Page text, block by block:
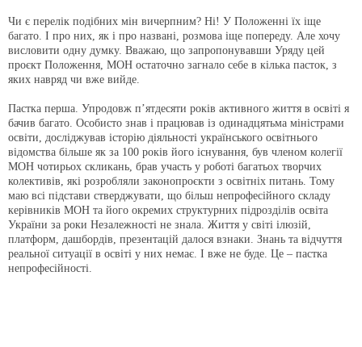
Чи є перелік подібних мін вичерпним? Ні! У Положенні їх іще
багато. І про них, як і про названі, розмова іще попереду. Але хочу
висловити одну думку. Вважаю, що запропонувавши Уряду цей
проєкт Положення, МОН остаточно загнало себе в кілька пасток, з
яких навряд чи вже вийде.
Пастка перша. Упродовж п’ятдесяти років активного життя в освіті я
бачив багато. Особисто знав і працював із одинадцятьма міністрами
освіти, досліджував історію діяльності українського освітнього
відомства більше як за 100 років його існування, був членом колегії
МОН чотирьох скликань, брав участь у роботі багатьох творчих
колективів, які розробляли законопроєкти з освітніх питань. Тому
маю всі підстави стверджувати, що більш непрофесійного складу
керівників МОН та його окремих структурних підрозділів освіта
України за роки Незалежності не знала. Життя у світі ілюзій,
платформ, дашбордів, презентацій далося взнаки. Знань та відчуття
реальної ситуації в освіті у них немає. І вже не буде. Це – пастка
непрофесійності.